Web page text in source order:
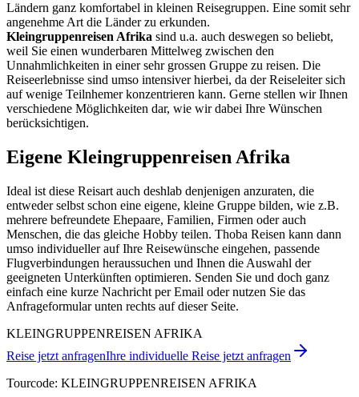
Ländern ganz komfortabel in kleinen Reisegruppen. Eine somit sehr
angenehme Art die Länder zu erkunden.
Kleingruppenreisen Afrika sind u.a. auch deswegen so beliebt,
weil Sie einen wunderbaren Mittelweg zwischen den
Unnahmlichkeiten in einer sehr grossen Gruppe zu reisen. Die
Reiseerlebnisse sind umso intensiver hierbei, da der Reiseleiter sich
auf wenige Teilnhemer konzentrieren kann. Gerne stellen wir Ihnen
verschiedene Möglichkeiten dar, wie wir dabei Ihre Wünschen
berücksichtigen.
Eigene Kleingruppenreisen Afrika
Ideal ist diese Reisart auch deshlab denjenigen anzuraten, die
entweder selbst schon eine eigene, kleine Gruppe bilden, wie z.B.
mehrere befreundete Ehepaare, Familien, Firmen oder auch
Menschen, die das gleiche Hobby teilen. Thoba Reisen kann dann
umso individueller auf Ihre Reisewünsche eingehen, passende
Flugverbindungen heraussuchen und Ihnen die Auswahl der
geeigneten Unterkünften optimieren. Senden Sie und doch ganz
einfach eine kurze Nachricht per Email oder nutzen Sie das
Anfrageformular unten rechts auf dieser Seite.
KLEINGRUPPENREISEN AFRIKA
Reise jetzt anfragenIhre individuelle Reise jetzt anfragen
Tourcode: KLEINGRUPPENREISEN AFRIKA